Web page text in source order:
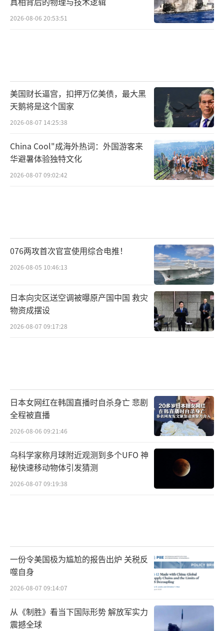
2026-08-06 20:53:51
美国财长逼宫，扣押万亿美债，最大黑
天鹅将是这个国家
2026-08-07 14:25:38
China Cool"成海外热词：外国游客来
华避暑体验独特文化
2026-08-07 09:02:42
076两攻首次官宣使用综合电推！
2026-08-05 10:46:13
日本向灾区送空调被曝原产国中国 救灾
物资成摆设
2026-08-07 09:17:28
日本女网红在韩国直播时自杀身亡 悲剧
全程被直播
2026-08-06 09:21:46
乌科学家称月球附近观测到多个UFO 神
秘快速移动物体引发猜测
2026-08-07 09:19:38
一份令美国极为尴尬的报告出炉 关税反
噬自身
2026-08-07 09:14:07
从《制胜》看当下国际形势 解放军实力
震撼全球